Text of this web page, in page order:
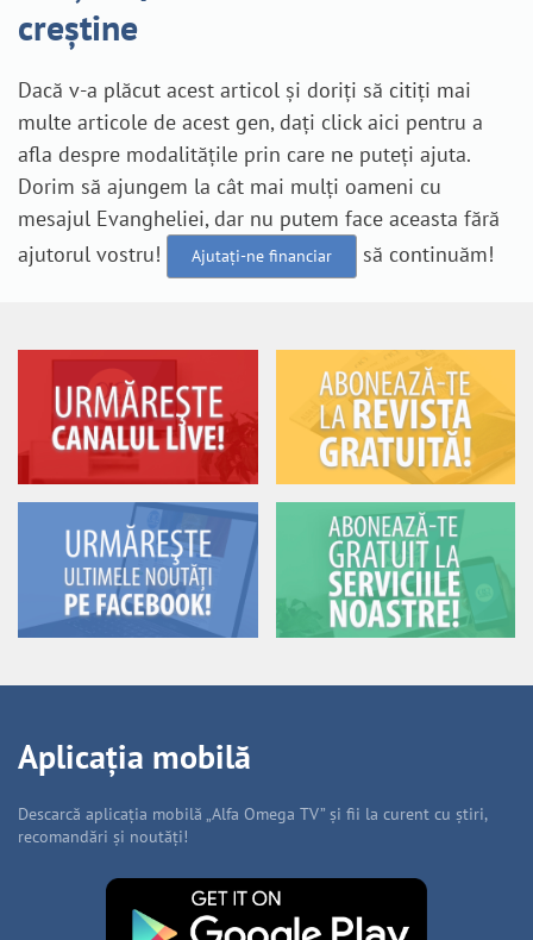
creștine
Dacă v-a plăcut acest articol și doriți să citiți mai
multe articole de acest gen, dați click aici pentru a
afla despre modalitățile prin care ne puteți ajuta.
Dorim să ajungem la cât mai mulți oameni cu
mesajul Evangheliei, dar nu putem face aceasta fără
ajutorul vostru!
Ajutați-ne financiar să continuăm!
Aplicația mobilă
Descarcă aplicația mobilă „Alfa Omega TV” și fii la curent cu știri,
recomandări și noutăți!